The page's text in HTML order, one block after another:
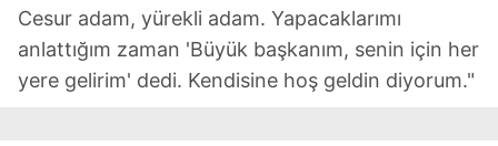
Cesur adam, yürekli adam. Yapacaklarımı
anlattığım zaman 'Büyük başkanım, senin için her
yere gelirim' dedi. Kendisine hoş geldin diyorum."